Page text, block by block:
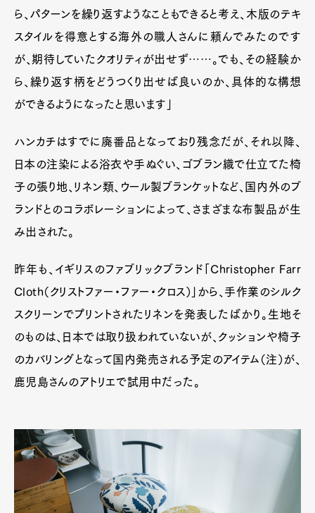
ら、パターンを繰り返すようなこともできると考え、木版のテキ
スタイルを得意とする海外の職人さんに頼んでみたのです
が、期待していたクオリティが出せず……。でも、その経験か
ら、繰り返す柄をどうつくり出せば良いのか、具体的な構想
ができるようになったと思います」
ハンカチはすでに廃番品となっており残念だが、それ以降、
日本の注染による浴衣や手ぬぐい、ゴブラン織で仕立てた椅
子の張り地、リネン類、ウール製ブランケットなど、国内外のブ
ランドとのコラボレーションによって、さまざまな布製品が生
み出された。
昨年も、イギリスのファブリックブランド「Christopher Farr
Cloth（クリストファー・ファー・クロス）」から、手作業のシルク
スクリーンでプリントされたリネンを発表したばかり。生地そ
のものは、日本では取り扱われていないが、クッションや椅子
のカバリングとなって国内発売される予定のアイテム（注）が、
鹿児島さんのアトリエで試用中だった。